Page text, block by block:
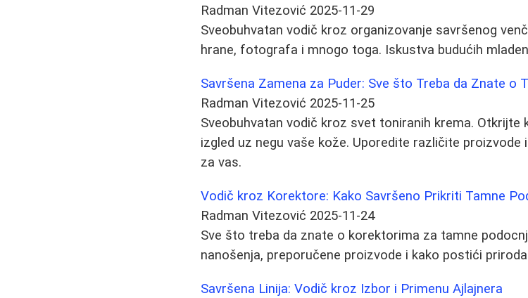
Radman Vitezović 2025-11-29
Sveobuhvatan vodič kroz organizovanje savršenog
hrane, fotografa i mnogo toga. Iskustva budućih
Savršena Zamena za Puder: Sve što Treba da Znate o
Radman Vitezović 2025-11-25
Sveobuhvatan vodič kroz svet toniranih krema. Otkrijte
izgled uz negu vaše kože. Uporedite različite
za vas.
Vodič kroz Korektore: Kako Savršeno Prikriti Tamne
Radman Vitezović 2025-11-24
Sve što treba da znate o korektorima za tamne
nanošenja, preporučene proizvode i kako postići
Savršena Linija: Vodič kroz Izbor i Primenu Ajlajnera